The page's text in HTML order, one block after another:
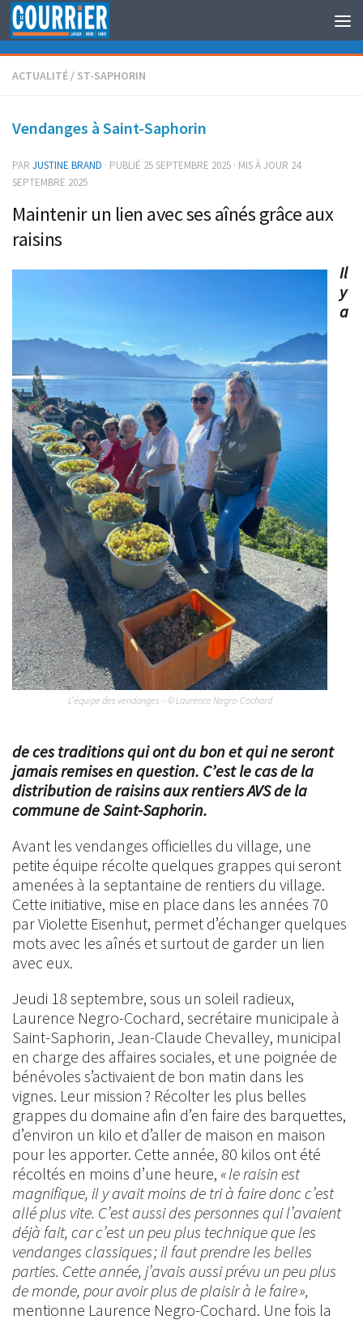
Au dessous du contenu
ACTUALITÉ / ST-SAPHORIN
Vendanges à Saint-Saphorin
PAR JUSTINE BRAND · PUBLIÉ 25 SEPTEMBRE 2025 · MIS À JOUR 24
SEPTEMBRE 2025
Maintenir un lien avec ses aînés grâce aux
raisins
L’équipe des vendanges – © Laurence Negro-Cochard
Il
y
a
de ces traditions qui ont du bon et qui ne seront
jamais remises en question. C’est le cas de la
distribution de raisins aux rentiers AVS de la
commune de Saint-Saphorin.
Avant les vendanges officielles du village, une
petite équipe récolte quelques grappes qui seront
amenées à la septantaine de rentiers du village.
Cette initiative, mise en place dans les années 70
par Violette Eisenhut, permet d’échanger quelques
mots avec les aînés et surtout de garder un lien
avec eux.
Jeudi 18 septembre, sous un soleil radieux,
Laurence Negro-Cochard, secrétaire municipale à
Saint-Saphorin, Jean-Claude Chevalley, municipal
en charge des affaires sociales, et une poignée de
bénévoles s’activaient de bon matin dans les
vignes. Leur mission ? Récolter les plus belles
grappes du domaine afin d’en faire des barquettes,
d’environ un kilo et d’aller de maison en maison
pour les apporter. Cette année, 80 kilos ont été
récoltés en moins d’une heure, « le raisin est
magnifique, il y avait moins de tri à faire donc c’est
allé plus vite. C’est aussi des personnes qui l’avaient
déjà fait, car c’est un peu plus technique que les
vendanges classiques ; il faut prendre les belles
parties. Cette année, j’avais aussi prévu un peu plus
de monde, pour avoir plus de plaisir à le faire »,
mentionne Laurence Negro-Cochard. Une fois la